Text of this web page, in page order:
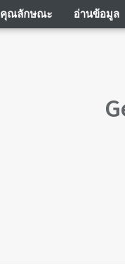
คุณลักษณะ อ่านข้อมูล